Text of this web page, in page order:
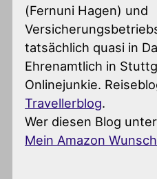
(Fernuni Hagen) und
tatsächlich quasi in
Ehrenamtlich in
Onlinejunkie.
Travellerblog.
Wer diesen Blog
Mein Amazon